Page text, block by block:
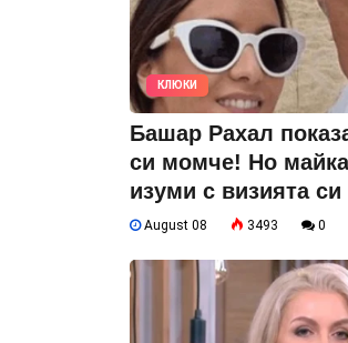
КЛЮКИ
Башар Рахал
си момче! Но
изуми с визията
August 08 3493 0